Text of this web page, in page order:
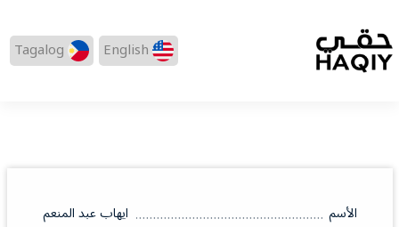
English
Tagalog
الأسم
ايهاب عبد المنعم